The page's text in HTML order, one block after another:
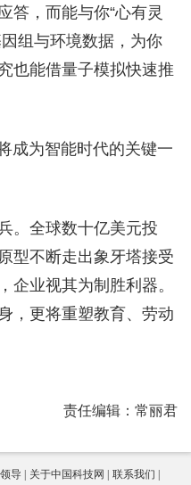
答，而能与你“心有灵
组与环境数据，为你
也能借量子模拟快速推
成为智能时代的关键一
。全球数十亿美元投
型不断走出象牙塔接受
企业视其为制胜利器。
，更将重塑教育、劳动
责任编辑：常丽君
导 关于中国科技网 联系我们